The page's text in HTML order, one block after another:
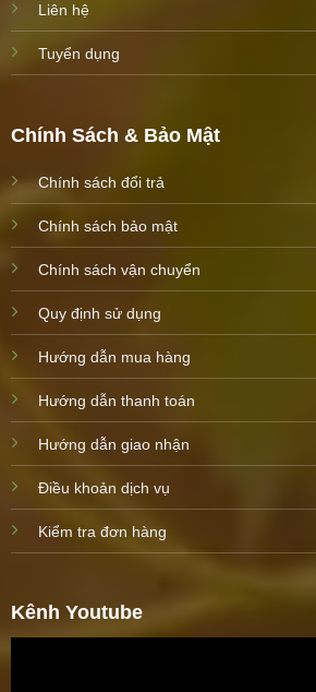
Liên hệ
Tuyển dụng
Chính Sách & Bảo Mật
Chính sách đổi trả
Chính sách bảo mật
Chính sách vận chuyển
Quy định sử dụng
Hướng dẫn mua hàng
Hướng dẫn thanh toán
Hướng dẫn giao nhận
Điều khoản dịch vụ
Kiểm tra đơn hàng
Kênh Youtube